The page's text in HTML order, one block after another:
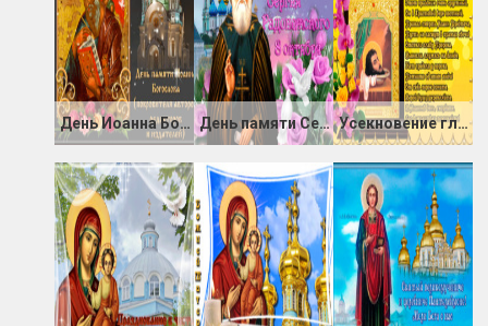
День Иоанна Богослова День памяти Сергия Радонежского Усекновение главы Иоанна Предтечи